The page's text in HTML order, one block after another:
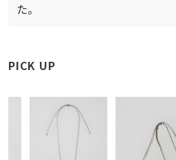
た。
PICK UP